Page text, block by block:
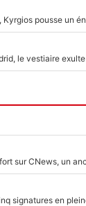
le vestiaire exulte